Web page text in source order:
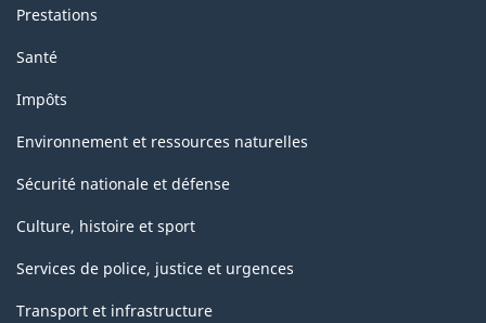
Prestations
Santé
Impôts
Environnement et ressources naturelles
Sécurité nationale et défense
Culture, histoire et sport
Services de police, justice et urgences
Transport et infrastructure